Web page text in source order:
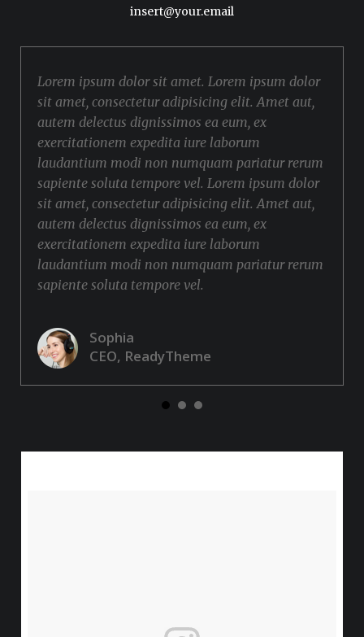
insert@your.email
Lorem ipsum dolor sit amet. Lorem ipsum dolor
sit amet, consectetur adipisicing elit. Amet aut,
autem delectus dignissimos ea eum, ex
exercitationem expedita iure laborum
laudantium modi non numquam pariatur rerum
sapiente soluta tempore vel. Lorem ipsum dolor
sit amet, consectetur adipisicing elit. Amet aut,
autem delectus dignissimos ea eum, ex
exercitationem expedita iure laborum
laudantium modi non numquam pariatur rerum
sapiente soluta tempore vel.
Sophia
CEO, ReadyTheme